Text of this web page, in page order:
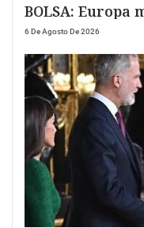
BOLSA: Europa
6 De Agosto De 2026